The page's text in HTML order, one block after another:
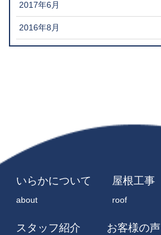
2017年6月
2016年8月
いらかについて
about
屋根工事
roof
スタッフ紹介 お客様の声